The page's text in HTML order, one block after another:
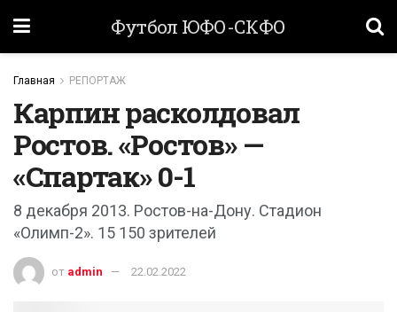
Футбол ЮФО-СКФО
Главная РЕПОРТАЖ
Карпин расколдовал
Ростов. «Ростов» —
«Спартак» 0-1
8 декабря 2013. Ростов-на-Дону. Стадион
«Олимп-2». 15 150 зрителей
от admin 22.02.2022